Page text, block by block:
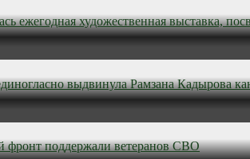
ежегодная художественная выставка,
выдвинула Рамзана Кадырова
поддержали ветеранов СВО